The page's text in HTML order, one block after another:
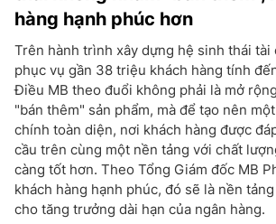
hàng hạnh phúc hơn
Trên hành trình xây dựng hệ sinh thái tài
phục vụ gần 38 triệu khách hàng tính
Điều MB theo đuổi không phải là mở
"bán thêm" sản phẩm, mà để tạo nên
chính toàn diện, nơi khách hàng được
cầu trên cùng một nền tảng với chất
càng tốt hơn. Theo Tổng Giám đốc MB
khách hàng hạnh phúc, đó sẽ là nền
cho tăng trưởng dài hạn của ngân hàng.